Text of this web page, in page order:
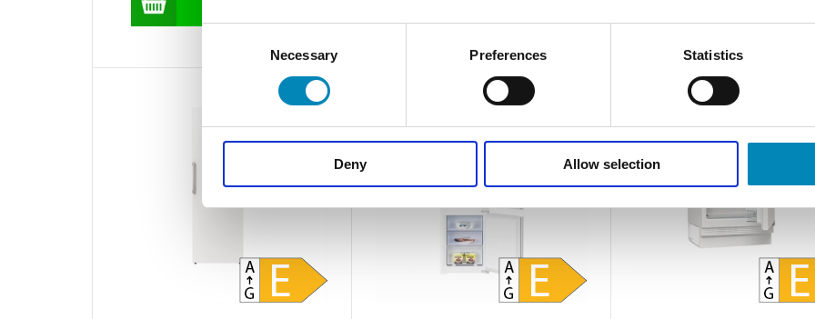
Necessary Preferences Statistics
Deny Allow selection